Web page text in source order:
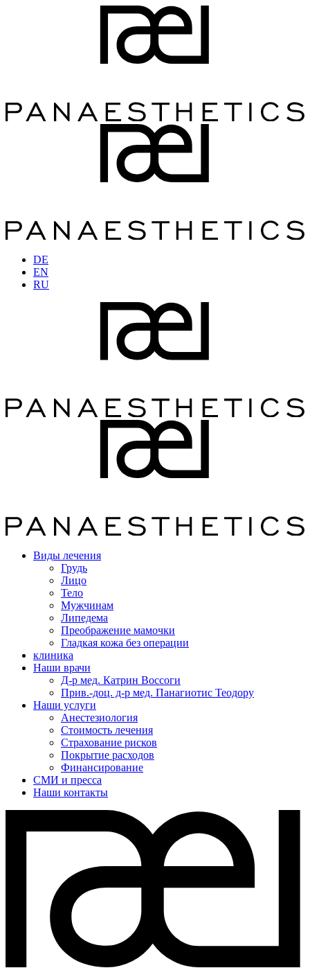
DE
EN
RU
Виды лечения
Грудь
Лицо
Тело
Мужчинам
Липедема
Преображение мамочки
Гладкая кожа без операции
клиника
Наши врачи
Д-р мед. Катрин Воссоги
Прив.-доц. д-р мед. Панагиотис Теодору
Наши услуги
Анестезиология
Стоимость лечения
Страхование рисков
Покрытие расходов
Финансирование
СМИ и пресса
Наши контакты